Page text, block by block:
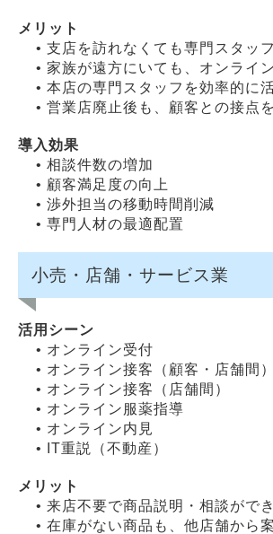
メリット
• 支店を訪れなくても専門スタッ
• 家族が遠方にいても、オンライ
• 本店の専門スタッフを効率的に
• 営業店廃止後も、顧客との接点
導入効果
• 相談件数の増加
• 顧客満足度の向上
• 渉外担当の移動時間削減
• 専門人材の最適配置
小売・店舗・サービス業
活用シーン
• オンライン受付
• オンライン接客（顧客・店舗間）
• オンライン接客（店舗間）
• オンライン服薬指導
• オンライン内見
• IT重説（不動産）
メリット
• 来店不要で商品説明・相談がで
• 在庫がない商品も、他店舗から